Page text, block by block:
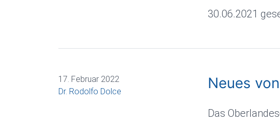
30.06.2021
Neues
Das
17. Februar 2022
Dr. Rodolfo Dolce